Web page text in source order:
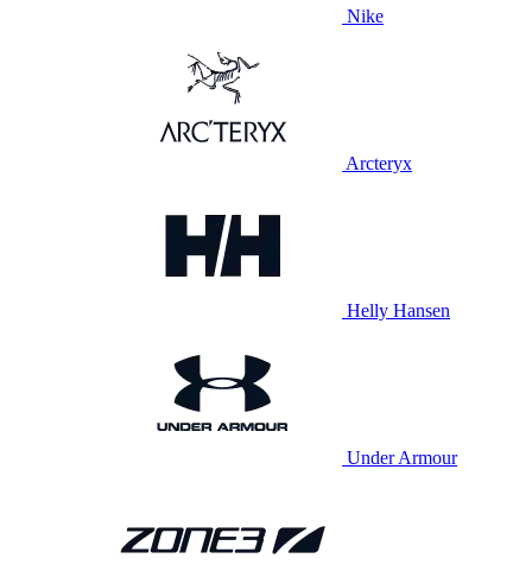
Nike
Arcteryx
Helly Hansen
Under Armour